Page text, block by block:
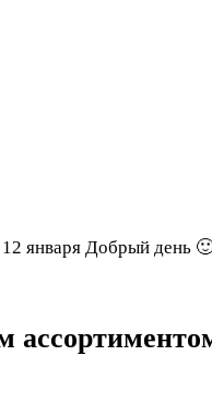
12 января Добрый день